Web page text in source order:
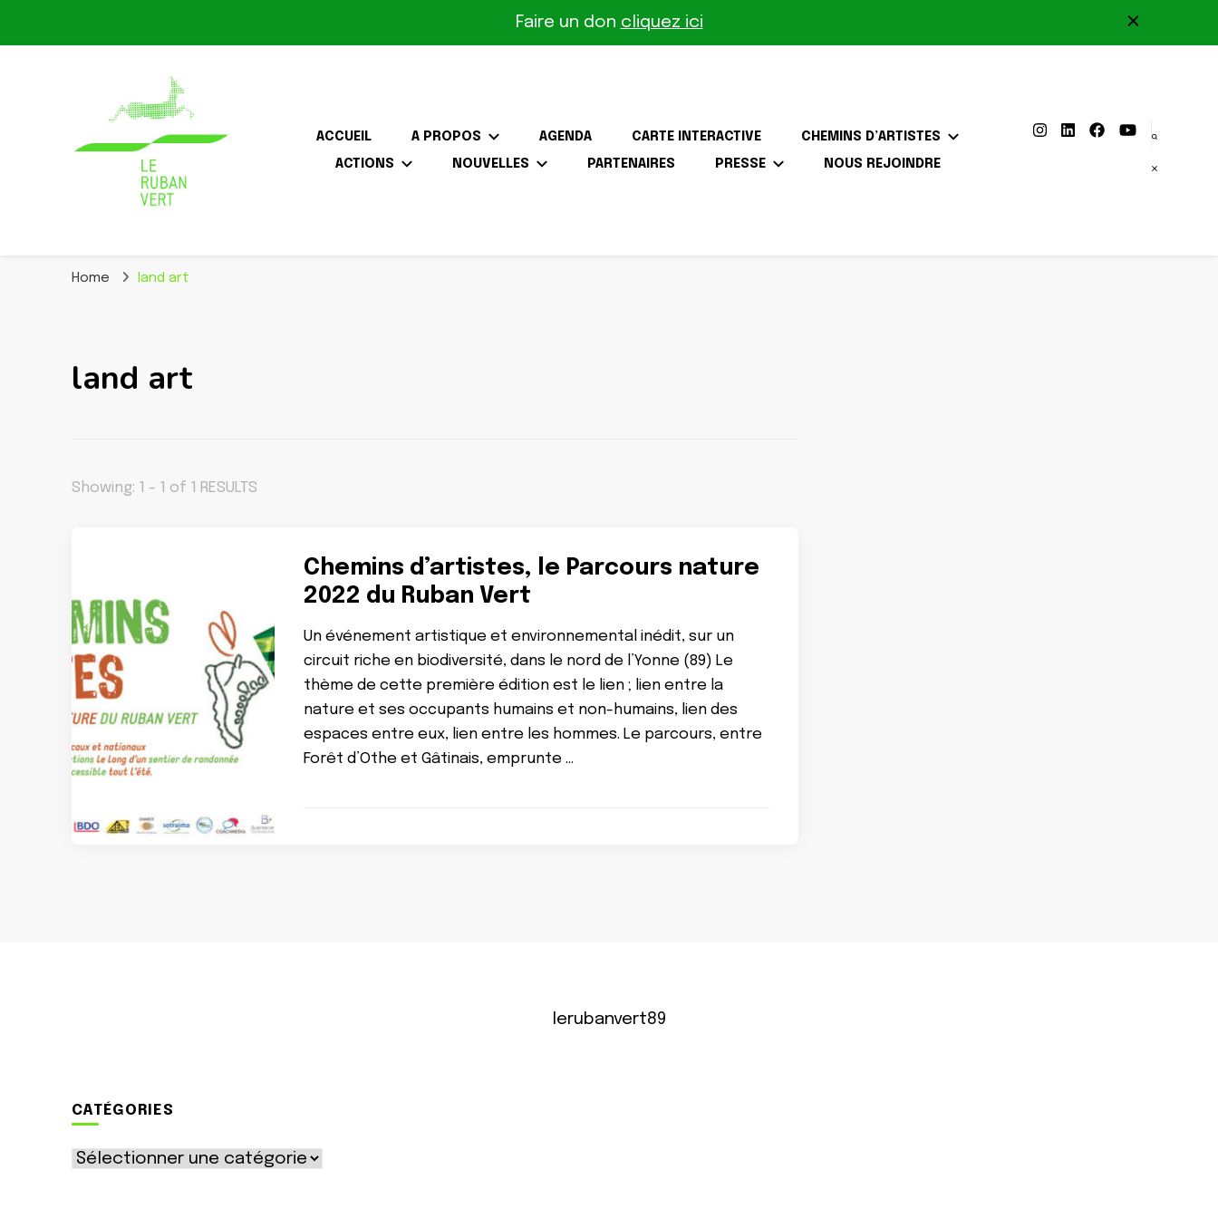
Faire un don cliquez ici
ACCUEIL A PROPOS AGENDA CARTE INTERACTIVE
CHEMINS D’ARTISTES
ACTIONS
NOUVELLES PARTENAIRES PRESSE NOUS REJOINDRE
Home land art
land art
Showing: 1 - 1 of 1 RESULTS
Chemins d’artistes, le Parcours nature
2022 du Ruban Vert
Un événement artistique et environnemental inédit, sur un
circuit riche en biodiversité, dans le nord de l’Yonne (89) Le
thème de cette première édition est le lien ; lien entre la
nature et ses occupants humains et non-humains, lien des
espaces entre eux, lien entre les hommes. Le parcours, entre
Forêt d’Othe et Gâtinais, emprunte …
lerubanvert89
CATÉGORIES
Catégories